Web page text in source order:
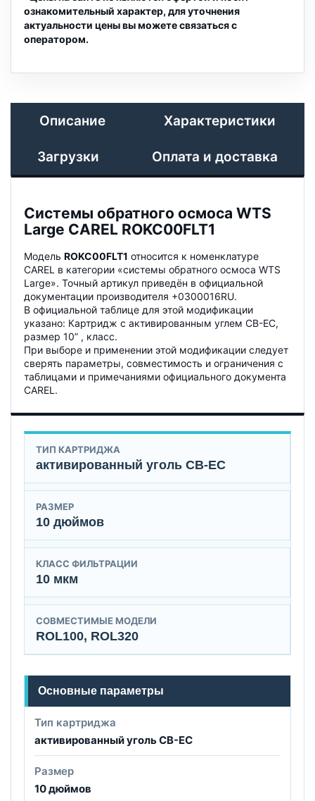
ознакомительный характер, для уточнения
актуальности цены вы можете связаться с
оператором.
Описание Характеристики
Загрузки Оплата и доставка
Системы обратного осмоса WTS
Large CAREL ROKC00FLT1
Модель ROKC00FLT1 относится к номенклатуре
CAREL в категории «системы обратного осмоса WTS
Large». Точный артикул приведён в официальной
документации производителя +0300016RU.
В официальной таблице для этой модификации
указано: Картридж с активированным углем CB-EC,
размер 10” , класс.
При выборе и применении этой модификации следует
сверять параметры, совместимость и ограничения с
таблицами и примечаниями официального документа
CAREL.
ТИП КАРТРИДЖА
активированный уголь CB-EC
РАЗМЕР
10 дюймов
КЛАСС ФИЛЬТРАЦИИ
10 мкм
СОВМЕСТИМЫЕ МОДЕЛИ
ROL100, ROL320
Основные параметры
Тип картриджа
активированный уголь CB-EC
Размер
10 дюймов